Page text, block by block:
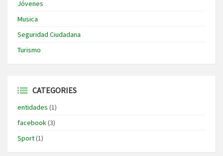
Jóvenes
Musica
Seguridad Ciudadana
Turismo
CATEGORIES
entidades (1)
facebook(3)
Sport(1)